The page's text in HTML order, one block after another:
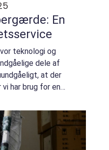
En
teknologi og
dele af
at der
har brug for en